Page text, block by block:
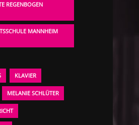
REGENBOGEN
MANNHEIM
KLAVIER
MELANIE SCHLÜTER